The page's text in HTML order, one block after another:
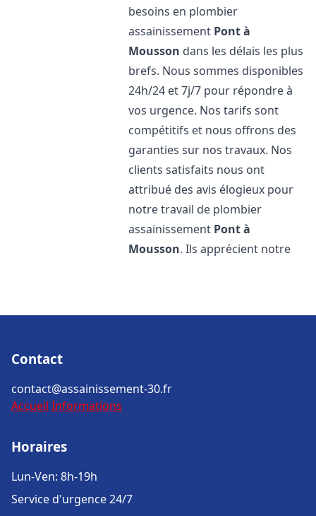
besoins en plombier
assainissement Pont à
Mousson dans les délais les plus
brefs. Nous sommes disponibles
24h/24 et 7j/7 pour répondre à
vos urgence. Nos tarifs sont
compétitifs et nous offrons des
garanties sur nos travaux. Nos
clients satisfaits nous ont
attribué des avis élogieux pour
notre travail de plombier
assainissement Pont à
Mousson. Ils apprécient notre
Contact
contact@assainissement-30.fr
Accueil Informations
Horaires
Lun-Ven: 8h-19h
Service d'urgence 24/7